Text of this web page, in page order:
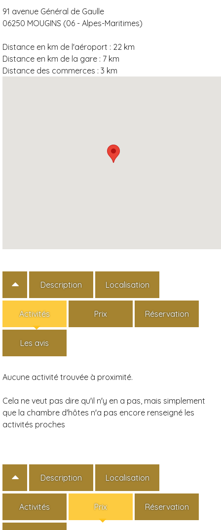
91 avenue Général de Gaulle
06250 MOUGINS (06 - Alpes-Maritimes)
Distance en km de l'aéroport : 22 km
Distance en km de la gare : 7 km
Distance des commerces : 3 km
Description Localisation
Activités Prix Réservation
Les avis
Aucune activité trouvée à proximité.
Cela ne veut pas dire qu'il n'y en a pas, mais simplement
que la chambre d'hôtes n'a pas encore renseigné les
activités proches
Description Localisation
Activités Prix Réservation